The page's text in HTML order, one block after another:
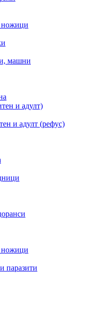
машни
и адулт)
и адулт (рефус)
паразити